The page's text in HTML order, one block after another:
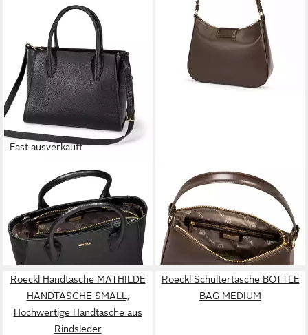
Fast ausverkauft
Handtasche MATHILDE,
Klassische Handtasche aus
Leder
469,00 €
lieferbar - in 5-6 Werktagen bei dir
ROECKL
Schultertasche FLORENCIA
369,00 €
lieferbar - in 5-6 Werktagen bei dir
Roeckl Handtasche MATHILDE
HANDTASCHE SMALL,
Hochwertige Handtasche aus
Rindsleder
Roeckl Schultertasche BOTTLE
BAG MEDIUM